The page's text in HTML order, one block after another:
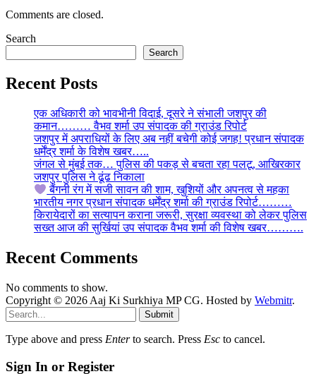
Comments are closed.
Search
Search
Recent Posts
एक अधिकारी को भावभीनी विदाई, दूसरे ने संभाली जशपुर की
कमान……… वैभव शर्मा उप संपादक की ग्राउंड रिपोर्ट
जशपुर में अपराधियों के लिए अब नहीं बचेगी कोई जगह! प्रधान संपादक
धर्मेंद्र शर्मा के विशेष खबर…..
जंगल से मुंबई तक… पुलिस की पकड़ से बचता रहा पलटू, आखिरकार
जशपुर पुलिस ने ढूंढ निकाला
बैंगनी रंग में सजी सावन की शाम, खुशियों और अपनत्व से महका
भारतीय नगर प्रधान संपादक धर्मेंद्र शर्मा की ग्राउंड रिपोर्ट………
किरायेदारों का सत्यापन कराना जरूरी, सुरक्षा व्यवस्था को लेकर पुलिस
सख्त आज की सुर्खियां उप संपादक वैभव शर्मा की विशेष खबर……….
Recent Comments
No comments to show.
Copyright © 2026 Aaj Ki Surkhiya MP CG. Hosted by Webmitr.
Submit
Type above and press Enterto search. Press Esc to cancel.
Sign In or Register